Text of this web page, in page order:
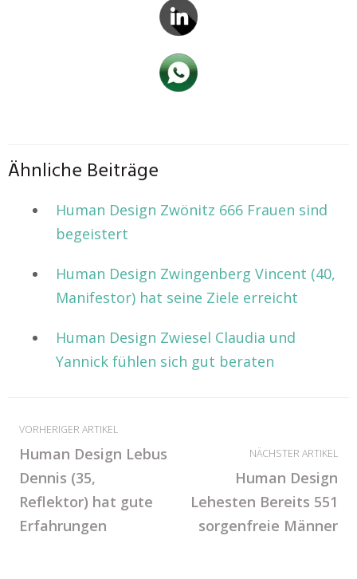
Ähnliche Beiträge
Human Design Zwönitz 666 Frauen sind
begeistert
Human Design Zwingenberg Vincent (40,
Manifestor) hat seine Ziele erreicht
Human Design Zwiesel Claudia und
Yannick fühlen sich gut beraten
VORHERIGER ARTIKEL
Human Design Lebus
Dennis (35,
Reflektor) hat gute
Erfahrungen
NÄCHSTER ARTIKEL
Human Design
Lehesten Bereits 551
sorgenfreie Männer